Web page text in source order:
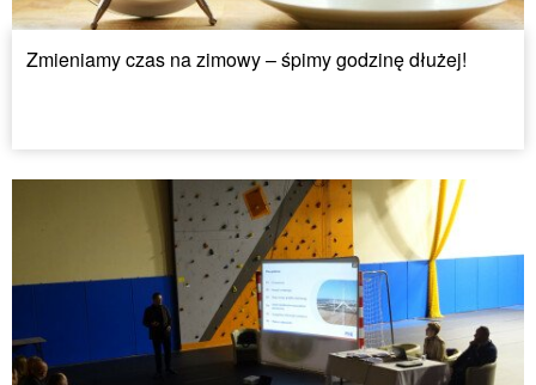
Zmieniamy czas na zimowy – śpimy godzinę dłużej!